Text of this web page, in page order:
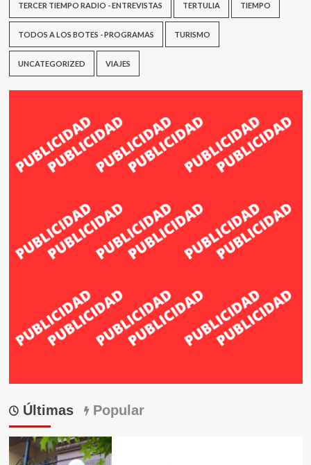
TERCER TIEMPO RADIO - ENTREVISTAS TERTULIA TIEMPO
TODOS A LOS BOTES - PROGRAMAS TURISMO
UNCATEGORIZED VIAJES
Últimas Popular